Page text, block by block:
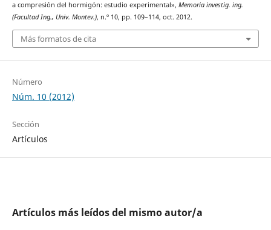
a compresión del hormigón: estudio experimental», Memoria investig. ing.
(Facultad Ing., Univ. Montev.), n.º 10, pp. 109–114, oct. 2012.
Más formatos de cita
Número
Núm. 10 (2012)
Sección
Artículos
Artículos más leídos del mismo autor/a